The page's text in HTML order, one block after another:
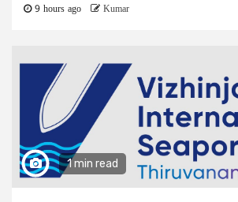
9 hours ago Kumar
1 min read